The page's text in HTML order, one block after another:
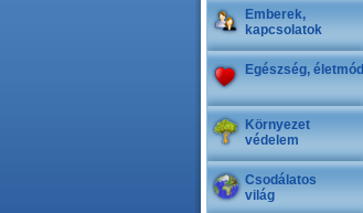
Emberek,
kapcsolatok
Egészség, életmód
Környezet
védelem
Csodálatos
világ